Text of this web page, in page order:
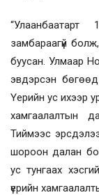
замбараагүй
буусан. Улмаар
эвдэрсэн
Үерийн ус ихээр
хамгаалалтын
Тиймээс
шороон далан
ус тунгаах
үерийн